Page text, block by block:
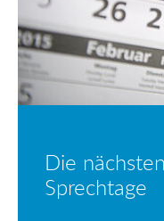
Die
Sprechtage